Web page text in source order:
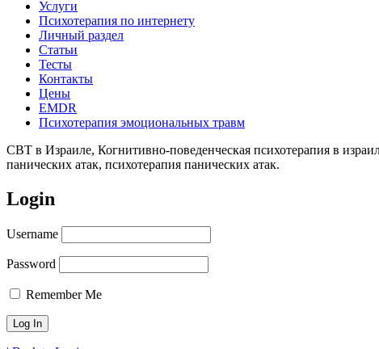
Услуги
Психотерапия по интернету
Личный раздел
Статьи
Тесты
Контакты
Цены
EMDR
Психотерапия эмоциональных травм
CBT в Израиле, Когнитивно-поведенческая психотерапия в
панических атак, психотерапия панических атак.
Login
Username
Password
Remember Me